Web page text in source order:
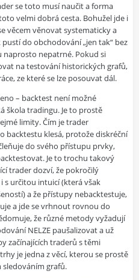
se toto musí naučit a forma
velmi dobrá cesta. Bohužel jde i
věcem věnovat systematicky a
do obchodování „jen tak“ bez
naprosto nepatrné. Pokud si
na testování historických grafů,
ze které se lze posouvat dál.
– backtest není možné
škola tradingu. Je to prostě
limity. Čím je trader
backtestu klesá, protože diskréční
do svého přístupu prvky,
Je to trochu takový
trader dozví, že pokročilý
s určitou intuicí (která však
a že přístupy nebacktestuje,
a jde se vrhnout rovnou do
že různé metody vyžadují
NELZE paušalizovat a už
začínajících traderů s těmi
je jedna z věcí, kterou se prostě
grafů.